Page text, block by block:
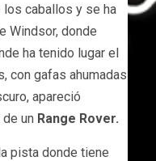
los caballos y se ha
Windsor, donde
ha tenido lugar el
con gafas ahumadas
apareció
un Range Rover.
pista donde tiene